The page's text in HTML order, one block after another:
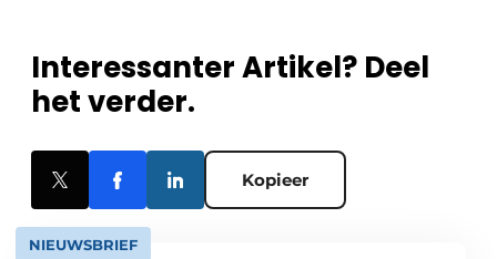
Interessanter Artikel? Deel
het verder.
Kopieer
NIEUWSBRIEF